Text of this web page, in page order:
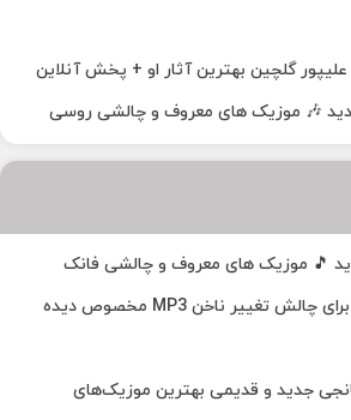
گلچین بهترین آثار او + پخش آنلاین
🎶 موزیک‌ های معروف و چالشی روسی
🎵 موزیک‌ های معروف و چالشی فانک
دانلود مجموعه آهنگ برای چالش تغییر ناخن MP3 مخصوص دیده
جدید و قدیمی بهترین موزیک‌های